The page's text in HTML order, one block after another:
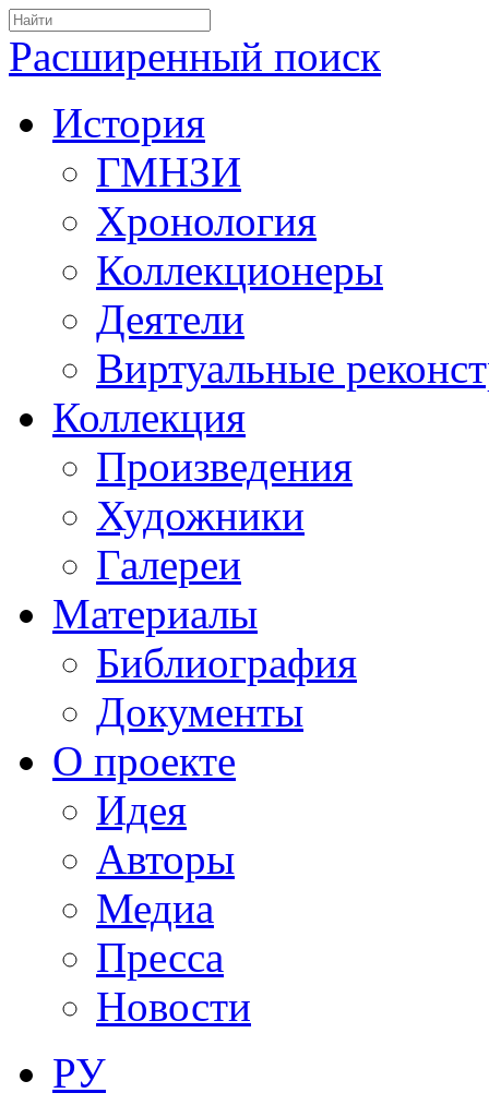
Расширенный поиск
История
ГМНЗИ
Хронология
Коллекционеры
Деятели
Виртуальные
Коллекция
Произведения
Художники
Галереи
Материалы
Библиография
Документы
О проекте
Идея
Авторы
Медиа
Пресса
Новости
РУ